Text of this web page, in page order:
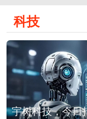
科技
宇树科技，今日